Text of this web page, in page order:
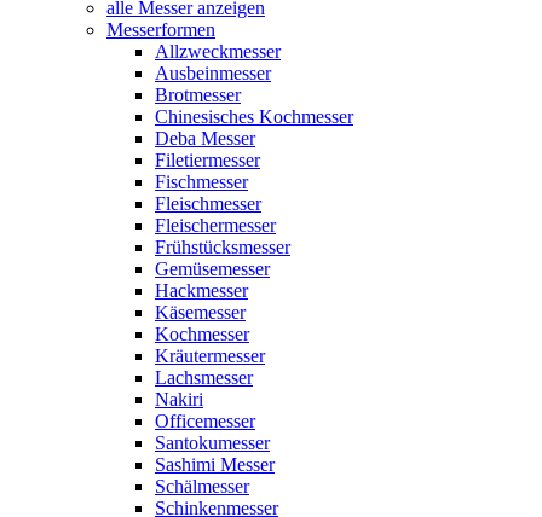
alle Messer anzeigen
Messerformen
Allzweckmesser
Ausbeinmesser
Brotmesser
Chinesisches Kochmesser
Deba Messer
Filetiermesser
Fischmesser
Fleischmesser
Fleischermesser
Frühstücksmesser
Gemüsemesser
Hackmesser
Käsemesser
Kochmesser
Kräutermesser
Lachsmesser
Nakiri
Officemesser
Santokumesser
Sashimi Messer
Schälmesser
Schinkenmesser